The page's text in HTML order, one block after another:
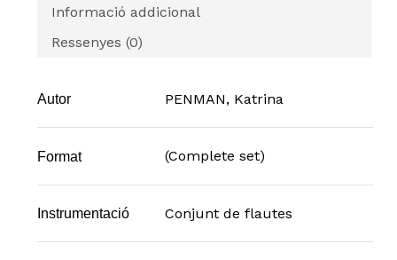
Informació addicional
Ressenyes (0)
Autor PENMAN, Katrina
Format (Complete set)
Instrumentació Conjunt de flautes